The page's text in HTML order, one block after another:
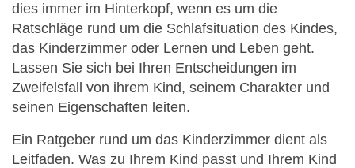
dies immer im Hinterkopf, wenn es um die
Ratschläge rund um die Schlafsituation des Kindes,
das Kinderzimmer oder Lernen und Leben geht.
Lassen Sie sich bei Ihren Entscheidungen im
Zweifelsfall von ihrem Kind, seinem Charakter und
seinen Eigenschaften leiten.
Ein Ratgeber rund um das Kinderzimmer dient als
Leitfaden. Was zu Ihrem Kind passt und Ihrem Kind